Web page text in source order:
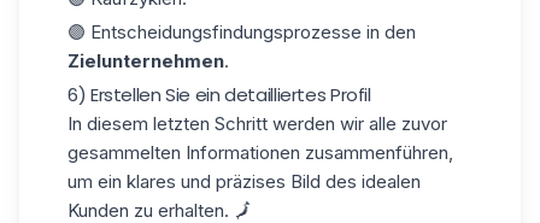
🟣 Entscheidungsfindungsprozesse in den
Zielunternehmen.
6) Erstellen Sie ein detailliertes Profil
In diesem letzten Schritt werden wir alle zuvor
gesammelten Informationen zusammenführen,
um ein klares und präzises Bild des idealen
Kunden zu erhalten. 🗾